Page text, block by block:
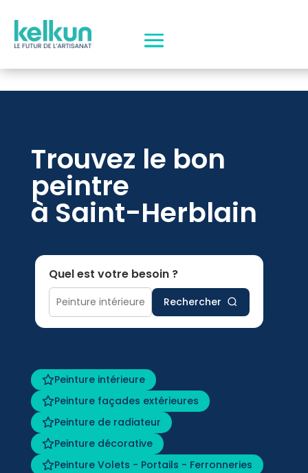
Trouvez le bon
peintre
à Saint-Herblain
Quel est votre besoin ?
Rechercher
Peinture intérieure
Peinture façades extérieures
Peinture de radiateur
Peinture décorative
Peinture Volets - Portails - Ferronneries